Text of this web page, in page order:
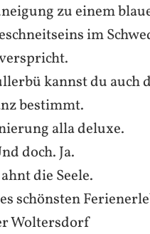
zu einem
im
kannst du auch
bestimmt.
alla deluxe.
doch. Ja.
die Seele.
schönsten
Woltersdorf